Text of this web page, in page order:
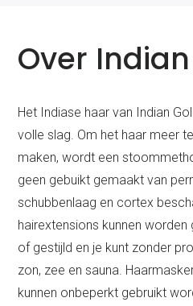
Over
Het Indiase haar van Indian
volle slag. Om het haar meer
maken, wordt een
geen gebuikt gemaakt van
schubbenlaag en cortex
hairextensions kunnen
of gestijld en je kunt zonder
zon, zee en sauna.
kunnen onbeperkt gebruikt